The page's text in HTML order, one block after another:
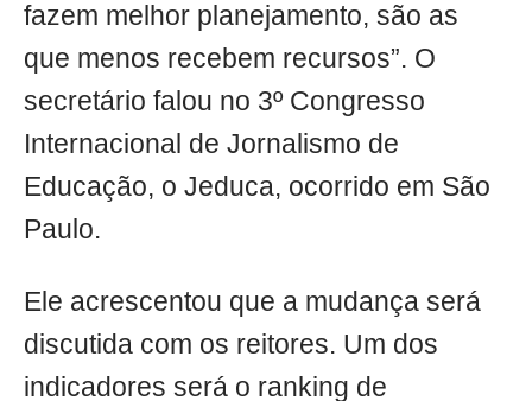
fazem melhor planejamento, são as
que menos recebem recursos”. O
secretário falou no 3º Congresso
Internacional de Jornalismo de
Educação, o Jeduca, ocorrido em São
Paulo.
Ele acrescentou que a mudança será
discutida com os reitores. Um dos
indicadores será o ranking de